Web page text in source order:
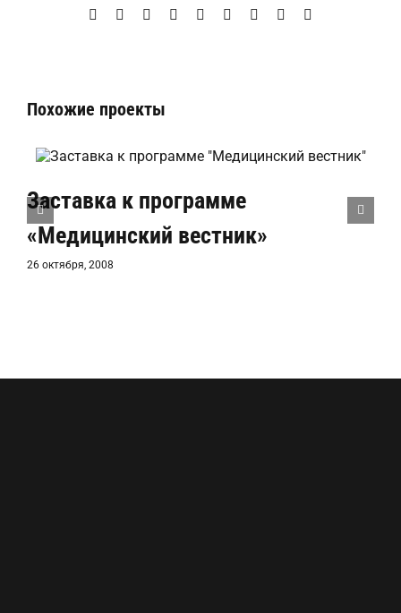
Facebook Reddit LinkedInWhatsApp
TumblrPinterest
Похожие проекты
Заставка к программе
«Медицинский вестник»
26 октября, 2008